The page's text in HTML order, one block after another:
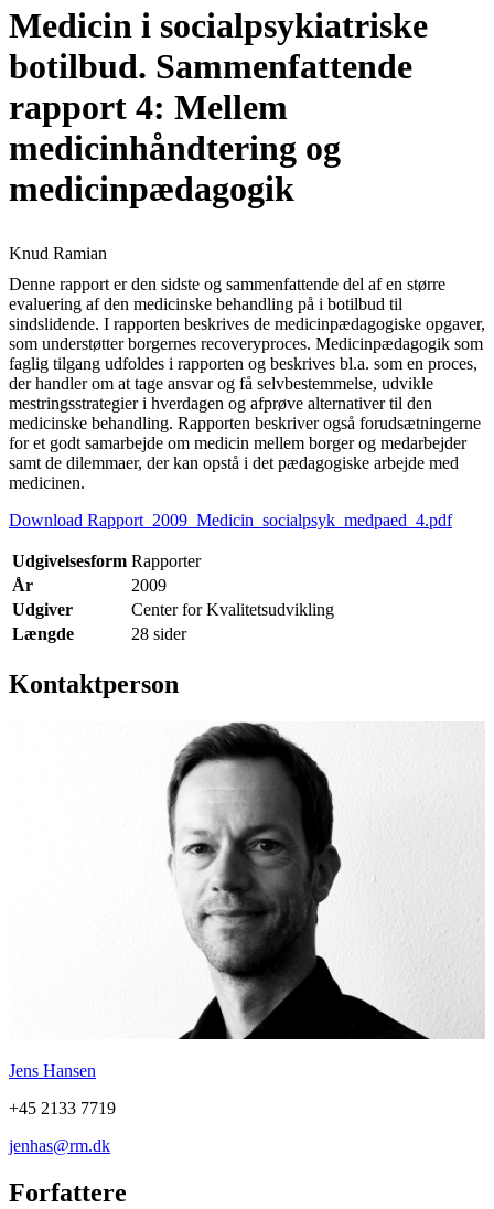
Medicin i socialpsykiatriske
botilbud. Sammenfattende
rapport 4: Mellem
medicinhåndtering og
medicinpædagogik
Knud Ramian
Denne rapport er den sidste og sammenfattende del af en større
evaluering af den medicinske behandling på i botilbud til
sindslidende. I rapporten beskrives de medicinpædagogiske opgaver,
som understøtter borgernes recoveryproces. Medicinpædagogik som
faglig tilgang udfoldes i rapporten og beskrives bl.a. som en proces,
der handler om at tage ansvar og få selvbestemmelse, udvikle
mestringsstrategier i hverdagen og afprøve alternativer til den
medicinske behandling. Rapporten beskriver også forudsætningerne
for et godt samarbejde om medicin mellem borger og medarbejder
samt de dilemmaer, der kan opstå i det pædagogiske arbejde med
medicinen.
Download Rapport_2009_Medicin_socialpsyk_medpaed_4.pdf
Udgivelsesform Rapporter
År
2009
Udgiver
Center for Kvalitetsudvikling
Længde
28 sider
Kontaktperson
Jens Hansen
+45 2133 7719
jenhas@rm.dk
Forfattere